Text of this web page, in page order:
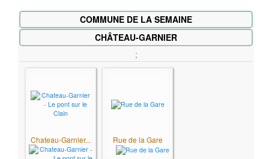
s
à
c
h
COMMUNE DE LA SEMAINE
CHÂTEAU-GARNIER
;
Chateau-Garnier... Rue de la Gare